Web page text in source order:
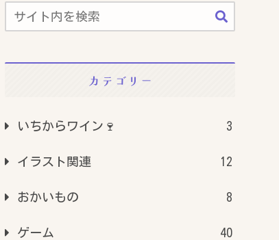
カテゴリー
いちからワイン🍷 3
イラスト関連 12
おかいもの 8
ゲーム 40